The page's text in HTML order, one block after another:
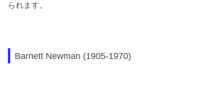
られます。
Barnett Newman (1905-1970)